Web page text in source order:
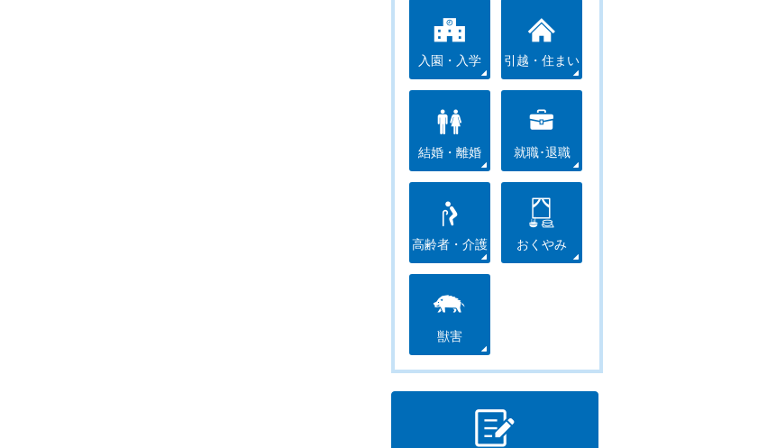
入園・入学 引越・住まい
結婚・離婚 就職･退職
高齢者・介護 おくやみ
獣害